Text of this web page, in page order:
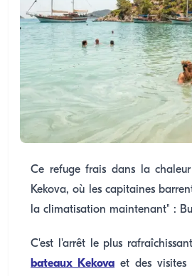
Ce refuge frais dans la
Kekova, où les capitaines
la climatisation maintenant" :
C'est l'arrêt le plus
bateaux Kekova et des visites